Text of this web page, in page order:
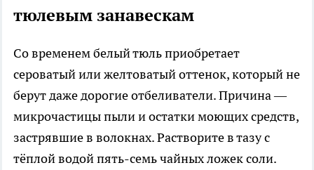
тюлевым занавескам
Со временем белый тюль приобретает
сероватый или желтоватый оттенок, который не
берут даже дорогие отбеливатели. Причина —
микрочастицы пыли и остатки моющих средств,
застрявшие в волокнах. Растворите в тазу с
тёплой водой пять-семь чайных ложек соли.